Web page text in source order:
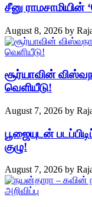
சீனு
August 8, 2026 by
சூர்யாவின்
வெளியீடு!
August 7, 2026 by
பூஜையுடன்
குழு!
August 7, 2026 by